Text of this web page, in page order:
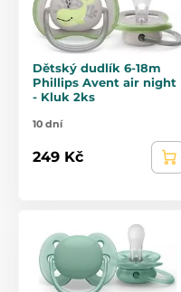
Dětský dudlík 6-18m
Phillips Avent air night
- Kluk 2ks
10 dní
249 Kč